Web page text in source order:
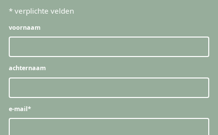
* verplichte velden
voornaam
achternaam
e-mail*